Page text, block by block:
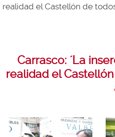
realidad el Castellón de
Carrasco: ´La
realidad el